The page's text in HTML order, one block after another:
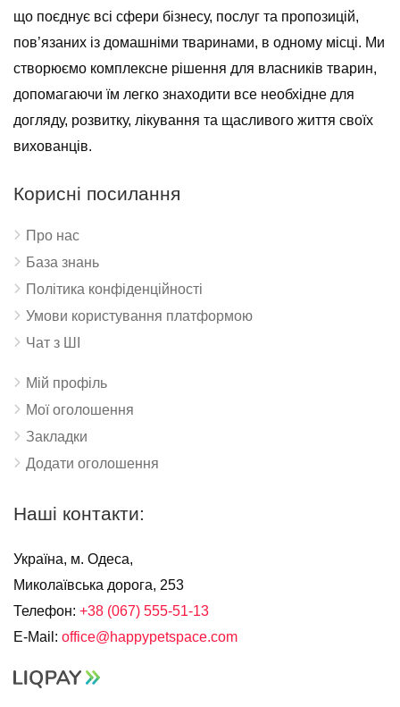
що поєднує всі сфери бізнесу, послуг та пропозицій,
пов’язаних із домашніми тваринами, в одному місці. Ми
створюємо комплексне рішення для власників тварин,
допомагаючи їм легко знаходити все необхідне для
догляду, розвитку, лікування та щасливого життя своїх
вихованців.
Корисні посилання
Про нас
База знань
Політика конфіденційності
Умови користування платформою
Чат з ШІ
Мій профіль
Мої оголошення
Закладки
Додати оголошення
Наші контакти:
Україна, м. Одеса,
Миколаївська дорога, 253
Телефон: +38 (067) 555-51-13
E-Mail: office@happypetspace.com